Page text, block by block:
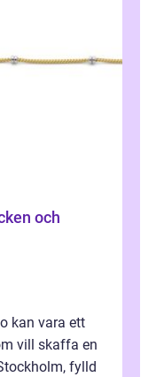
och
kan vara ett
vill skaffa en
fylld